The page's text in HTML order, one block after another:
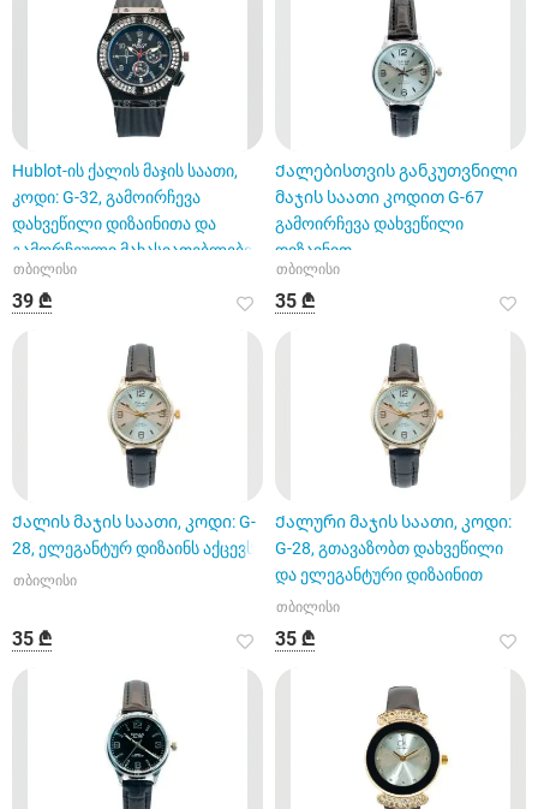
Hublot-ის ქალის მაჯის საათი,
კოდი: G-32, გამოირჩევა
დახვეწილი დიზაინითა და
გამორჩეული მახასიათებლები
თბილისი
39 ₾
Ქალებისთვის განკუთვნილი
მაჯის საათი კოდით G-67
გამოირჩევა დახვეწილი
დიზაინით
თბილისი
35 ₾
Ქალის მაჯის საათი, კოდი: G-
28, ელეგანტურ დიზაინს აქცევს
თბილისი
35 ₾
Ქალური მაჯის საათი, კოდი:
G-28, გთავაზობთ დახვეწილი
და ელეგანტური დიზაინით
თბილისი
35 ₾